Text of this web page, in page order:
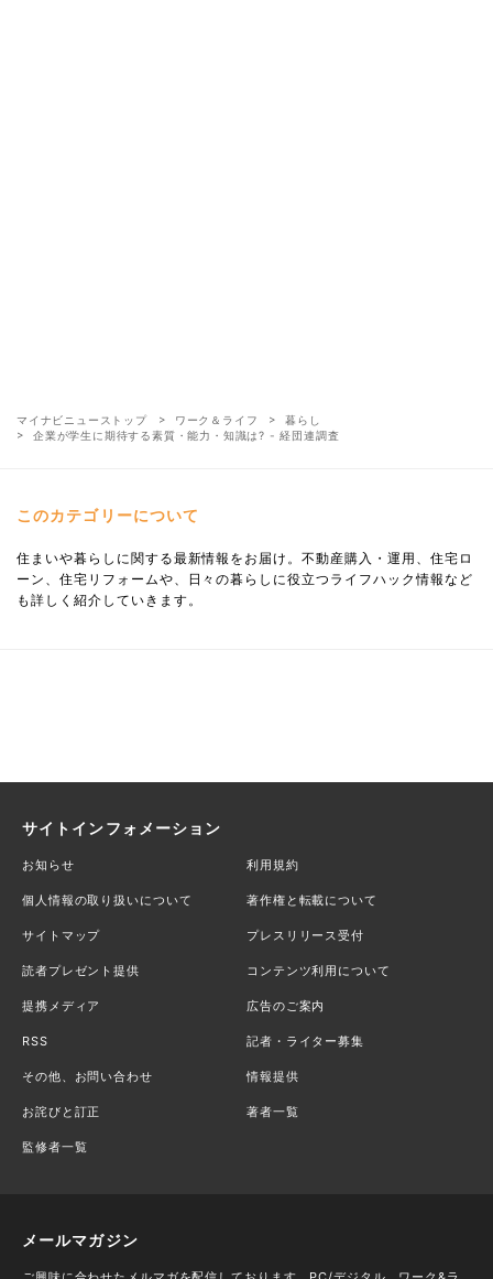
マイナビニューストップ ワーク＆ライフ
暮らし
企業が学生に期待する素質・能力・知識は? - 経団連調査
このカテゴリーについて
住まいや暮らしに関する最新情報をお届け。不動産購入・運用、住宅ロ
ーン、住宅リフォームや、日々の暮らしに役立つライフハック情報など
も詳しく紹介していきます。
サイトインフォメーション
お知らせ 利用規約
個人情報の取り扱いについて 著作権と転載について
サイトマップ プレスリリース受付
読者プレゼント提供 コンテンツ利用について
提携メディア 広告のご案内
RSS 記者・ライター募集
その他、お問い合わせ 情報提供
お詫びと訂正 著者一覧
監修者一覧
メールマガジン